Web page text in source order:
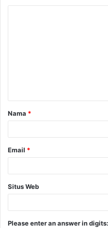
Nama *
Email *
Situs Web
Please enter an answer in digits: